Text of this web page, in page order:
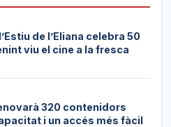
de l’Eliana celebra 50
viu el cine a la fresca
320 contenidors
i un accés més fàcil